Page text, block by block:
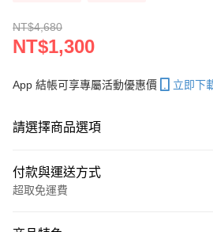
NT$4,680
NT$1,300
App 結帳可享專屬活動優惠價 立即下
請選擇商品選項
付款與運送方式
超取免運費